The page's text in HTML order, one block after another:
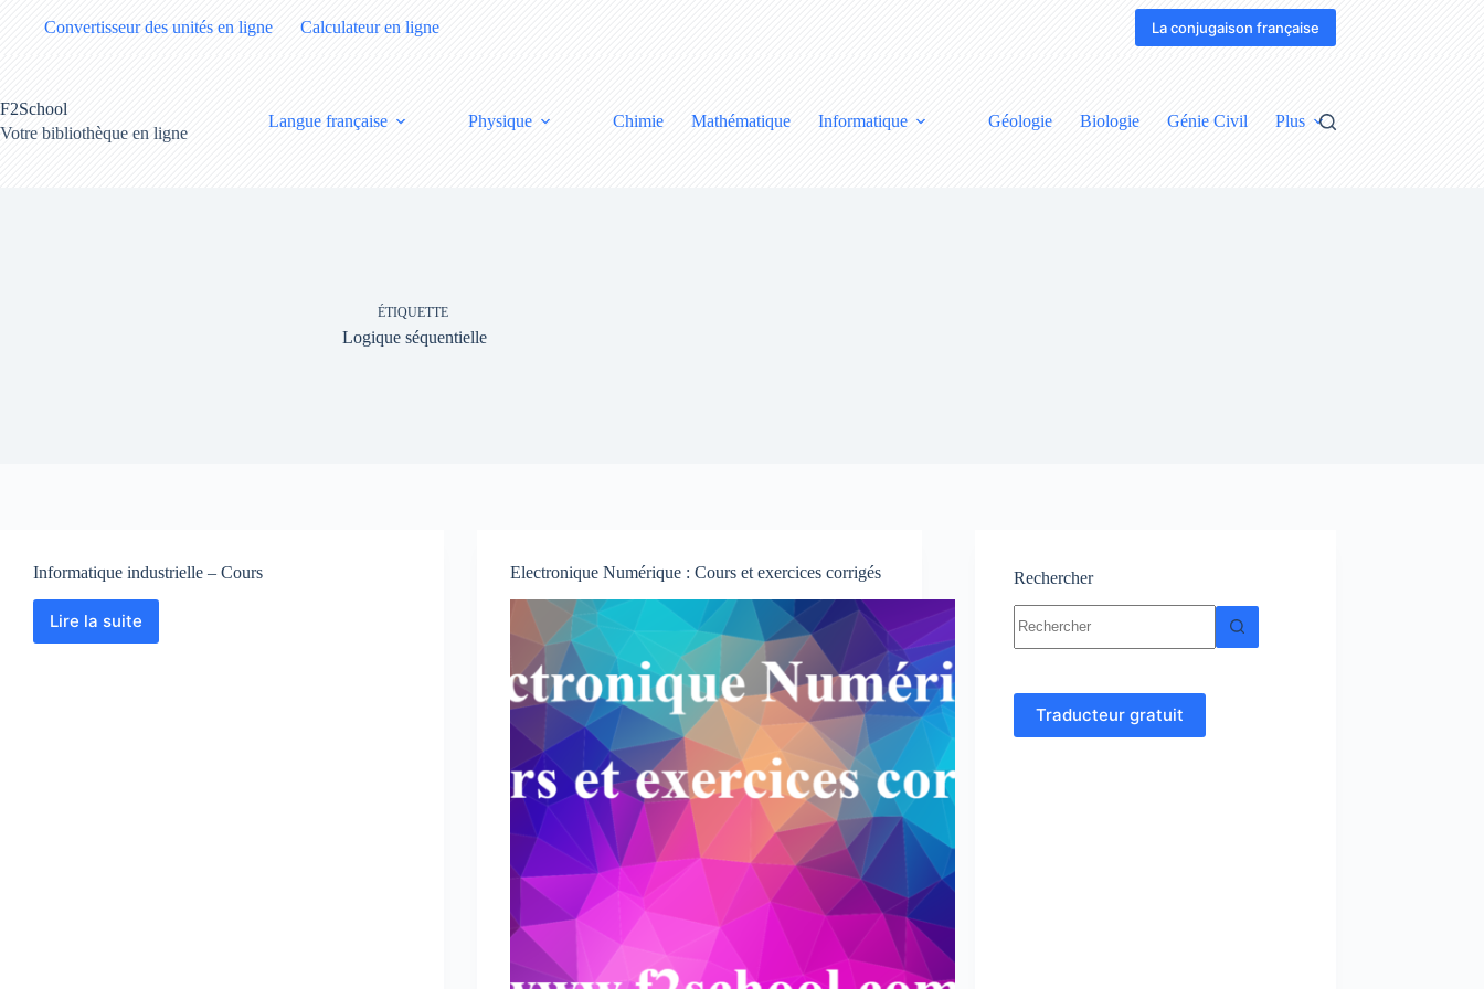
Convertisseur des unités en ligne Calculateur en ligne La conjugaison française
F2School
Votre bibliothèque en ligne
Langue française Physique Chimie Mathématique Informatique Géologie Biologie Génie Civil Plus
ÉTIQUETTE
Logique séquentielle
Informatique industrielle – Cours
Lire la suiteInformatique
Electronique Numérique : Cours et exercices corrigés
Rechercher
résultat
Traducteur gratuit